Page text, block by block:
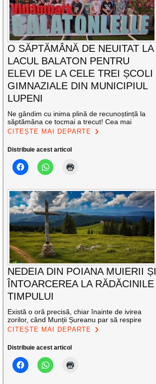
O SĂPTĂMÂNĂ DE NEUITAT LA
LACUL BALATON PENTRU
ELEVI DE LA CELE TREI ȘCOLI
GIMNAZIALE DIN MUNICIPIUL
LUPENI
Ne gândim cu inima plină de recunoștință la
săptămâna ce tocmai a trecut! Cea mai
CITEȘTE MAI DEPARTE
Distribuie acest articol
NEDEIA DIN POIANA MUIERII ȘI
ÎNTOARCEREA LA RĂDĂCINILE
TIMPULUI
Există o oră precisă, chiar înainte de ivirea
zorilor, când Munții Șureanu par să respire
CITEȘTE MAI DEPARTE
Distribuie acest articol